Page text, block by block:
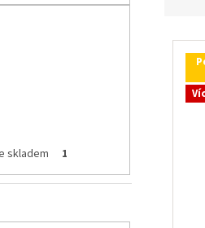
skladem 1
nV